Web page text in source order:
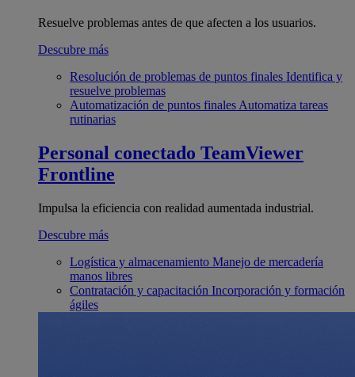
Resuelve problemas antes de que afecten a los usuarios.
Descubre más
Resolución de problemas de puntos finales Identifica y
resuelve problemas
Automatización de puntos finales Automatiza tareas
rutinarias
Personal conectado TeamViewer
Frontline
Impulsa la eficiencia con realidad aumentada industrial.
Descubre más
Logística y almacenamiento Manejo de mercadería
manos libres
Contratación y capacitación Incorporación y formación
ágiles